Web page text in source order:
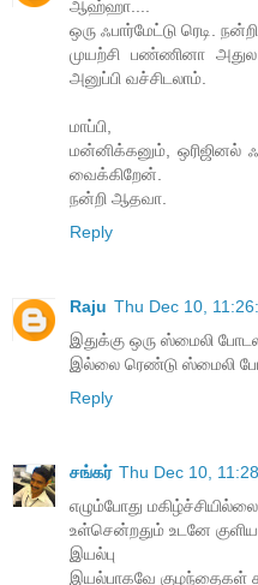
ஆஹ்ஹா....
ஒரு ஃபார்மேட்டு ரெடி.
முயற்சி பண்ணினா
அனுப்பி வச்சிடலாம்.
மாப்பி,
மன்னிக்கனும், ஒரிஜினல்
வைக்கிறேன்.
நன்றி ஆதவா.
Reply
Raju Thu Dec 10,
இதுக்கு ஒரு ஸ்மைலி
இல்லை ரெண்டு ஸ்மைலி
Reply
சங்கர் Thu Dec 10,
எழும்போது மகிழ்ச்சியில்லை
உள்சென்றதும் உடனே
இயல்பு
இயல்பாகவே